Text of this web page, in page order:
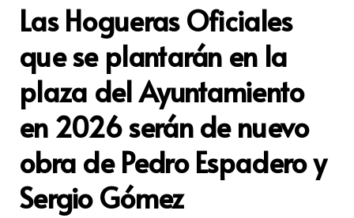
Las Hogueras Oficiales
que se plantarán en la
plaza del Ayuntamiento
en 2026 serán de nuevo
obra de Pedro Espadero y
Sergio Gómez